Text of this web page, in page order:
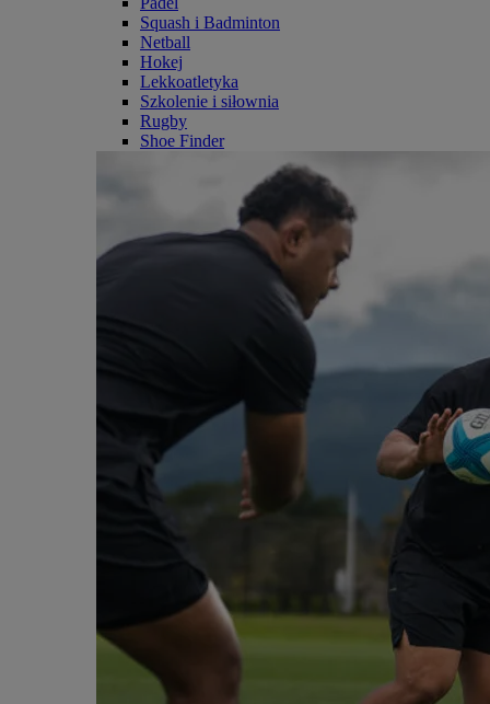
Squash i Badminton
Netball
Hokej
Lekkoatletyka
Szkolenie i siłownia
Rugby
Shoe Finder